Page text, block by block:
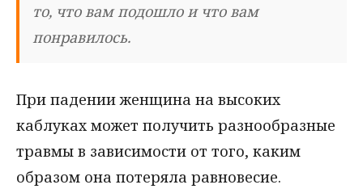
то, что вам подошло и что вам
понравилось.
При падении женщина на высоких
каблуках может получить разнообразные
травмы в зависимости от того, каким
образом она потеряла равновесие.